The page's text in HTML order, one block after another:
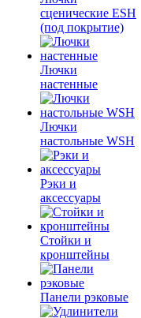
сценические ESH
(под покрытие)
Лючки
настенные
Лючки
настольные WSH
Рэки и
аксессуары
Стойки и
кронштейны
Панели рэковые